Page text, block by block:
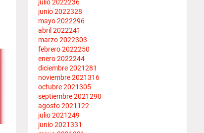
julio 2022236
junio 2022328
mayo 2022296
abril 2022241
marzo 2022303
febrero 2022250
enero 2022244
diciembre 2021281
noviembre 2021316
octubre 2021305
septiembre 2021290
agosto 2021 122
julio 2021249
junio 2021331